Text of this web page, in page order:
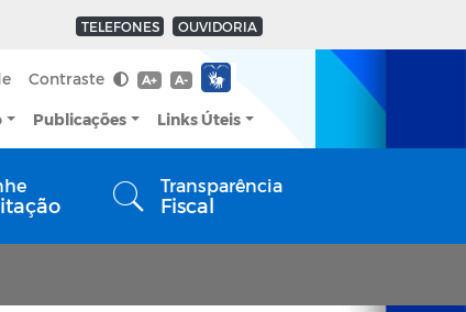
TELEFONES OUVIDORIA
Contraste A+ A-
Publicações Links Úteis
Transparência
Fiscal